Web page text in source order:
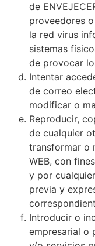
de
proveedores
la red virus
sistemas
de provocar
Intentar
de correo
modificar o
Reproducir,
de cualquier
transformar o
WEB, con
y por
previa y
Introducir o
empresarial o